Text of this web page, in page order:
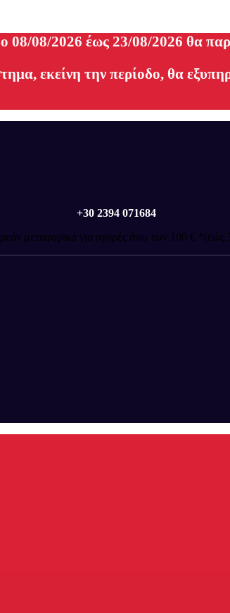
08/08/2026 έως 23/08/2026 θα
εκείνη την περίοδο, θα
+30 2394 071684
μεταφορικά για αγορές άνω των 100 € *(εώς